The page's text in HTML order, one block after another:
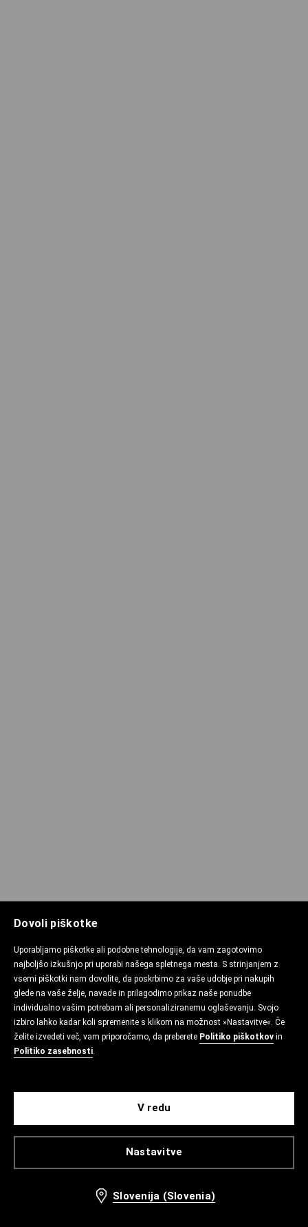
Dovoli piškotke
Uporabljamo piškotke ali podobne tehnologije, da vam zagotovimo
najboljšo izkušnjo pri uporabi našega spletnega mesta. S strinjanjem z
vsemi piškotki nam dovolite, da poskrbimo za vaše udobje pri nakupih
glede na vaše želje, navade in prilagodimo prikaz naše ponudbe
individualno vašim potrebam ali personaliziranemu oglaševanju. Svojo
izbiro lahko kadar koli spremenite s klikom na možnost »Nastavitve«. Če
želite izvedeti več, vam priporočamo, da preberete Politiko piškotkov in
Politiko zasebnosti.
Nastavitve
V redu
Slovenija (Slovenia)